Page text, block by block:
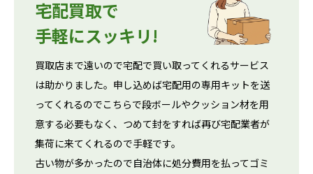
宅配買取で
手軽にスッキリ!
買取店まで遠いので宅配で買い取ってくれるサービス
は助かりました。申し込めば宅配用の専用キットを送
ってくれるのでこちらで段ボールやクッション材を用
意する必要もなく、つめて封をすれば再び宅配業者が
集荷に来てくれるので手軽です。
古い物が多かったので自治体に処分費用を払ってゴミ